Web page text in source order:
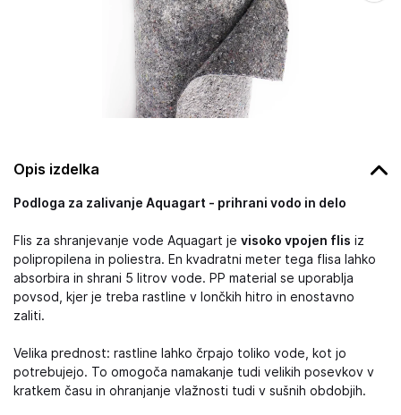
Opis izdelka
Podloga za zalivanje Aquagart - prihrani vodo in delo
Flis za shranjevanje vode Aquagart je visoko vpojen flis iz
polipropilena in poliestra. En kvadratni meter tega flisa lahko
absorbira in shrani 5 litrov vode. PP material se uporablja
povsod, kjer je treba rastline v lončkih hitro in enostavno
zaliti.
Velika prednost: rastline lahko črpajo toliko vode, kot jo
potrebujejo. To omogoča namakanje tudi velikih posevkov v
kratkem času in ohranjanje vlažnosti tudi v sušnih obdobjih.